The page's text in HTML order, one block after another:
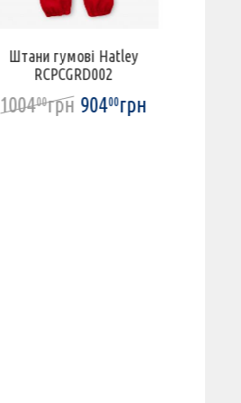
Штани гумові Hatley
RCPCGRD002
100400грн 90400грн